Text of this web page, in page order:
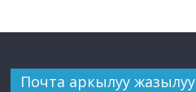
Почта аркылуу жазылуу